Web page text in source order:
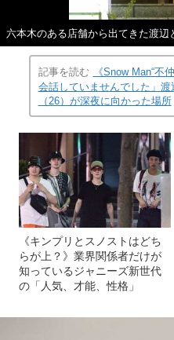
六本木のある店舗から出てきた渡
記事を読む
《Snow Man“不
会話していませんでした」
（26）が深夜に向かった場所
《キンプリとスノストはどち
らが上？》業界関係者だけが
知っているジャニーズ新世代
の「人気、才能、性格」